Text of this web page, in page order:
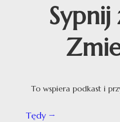
Sypnij
To wspiera podkast i
Tędy